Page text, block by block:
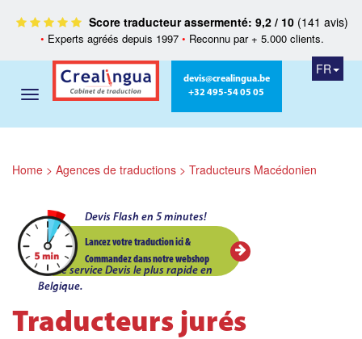
Score traducteur assermenté: 9,2 / 10(141 avis)
• Experts agréés depuis 1997 • Reconnu par + 5.000 clients.
devis@crealingua.be
+32 495-54 05 05
FR
Home > Agences de traductions > Traducteurs Macédonien
Devis Flash en 5 minutes!
Lancez votre traduction ici &
Commandez dans notre webshop
Le service Devis le plus rapide en
Belgique.
Traducteurs jurés